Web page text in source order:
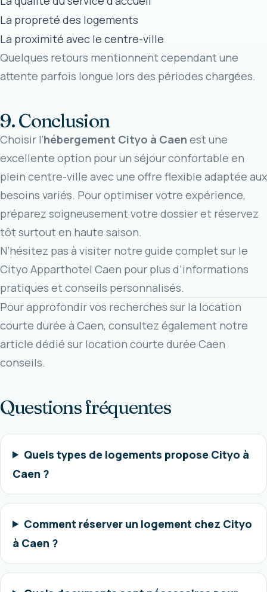
La propreté des logements
La proximité avec le centre-ville
Quelques retours mentionnent cependant une
attente parfois longue lors des périodes chargées.
9. Conclusion
Choisir l’hébergement Cityo à Caen est une
excellente option pour un séjour confortable en
plein centre-ville avec une offre flexible adaptée aux
besoins variés. Pour optimiser votre expérience,
préparez soigneusement votre dossier et réservez
tôt surtout en haute saison.
N’hésitez pas à visiter notre guide complet sur le
Cityo Apparthotel Caen pour plus d’informations
pratiques et conseils personnalisés.
Pour approfondir vos recherches sur la location
courte durée à Caen, consultez également notre
article dédié sur location courte durée Caen
conseils.
Questions fréquentes
Quels types de logements propose Cityo à
Caen ?
Comment réserver un logement chez Cityo
à Caen ?